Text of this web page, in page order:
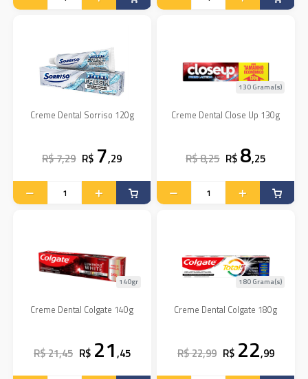
Creme Dental Sorriso 120g
R$ 7,29 R$ 7,29
Creme Dental Close Up 130g
130 Grama(s)
R$ 8,25 R$ 8,25
Creme Dental Colgate 140g
140gr
R$ 21,45 R$ 21,45
Creme Dental Colgate 180g
180 Grama(s)
R$ 22,99 R$ 22,99